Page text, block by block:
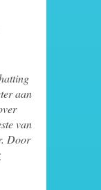
aan
van
Door